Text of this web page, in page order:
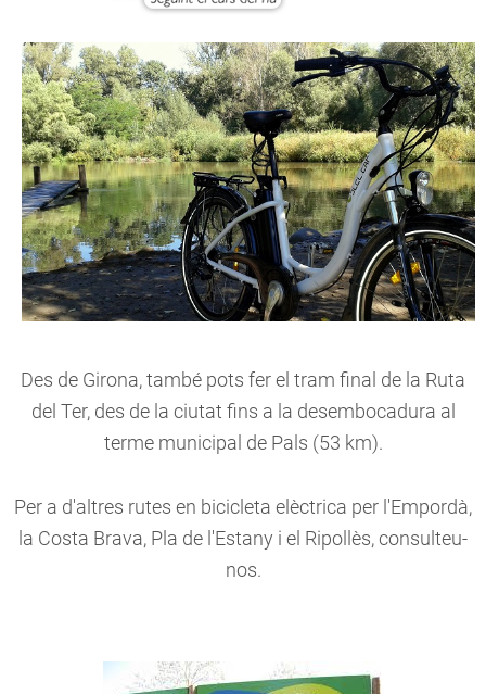
Des de Girona, també pots fer el tram final de la Ruta
del Ter, des de la ciutat fins a la desembocadura al
terme municipal de Pals (53 km).
Per a d'altres rutes en bicicleta elèctrica per l'Empordà,
la Costa Brava, Pla de l'Estany i el Ripollès, consulteu-
nos.